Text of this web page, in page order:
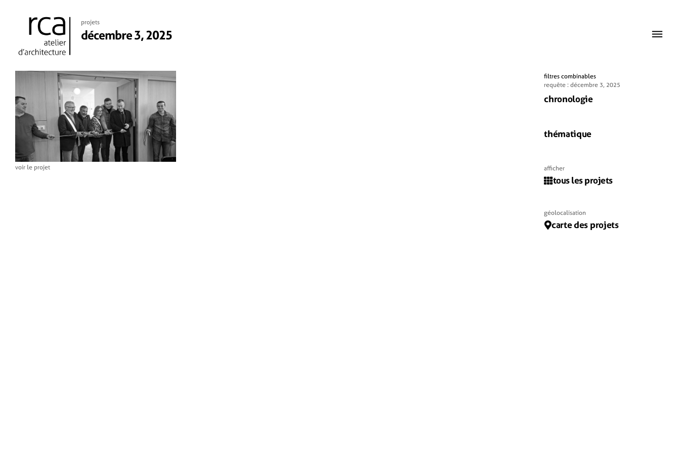
projets
décembre 3, 2025
voir le projet
filtres combinables
requête : décembre 3, 2025
chronologie
thématique
afficher
tous les projets
géolocalisation
carte des projets